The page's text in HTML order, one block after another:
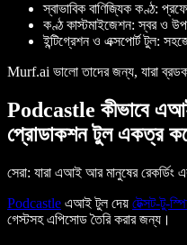
স্বাভাবিক বাণিজ্যিক কণ্ঠ:
কণ্ঠ কাস্টমাইজেশন: স্বর ও
ইন্টিগ্রেশন ও এক্সপোর্ট টুল:
Murf.ai ভালো তাদের জন্য, যারা
Podcastle কীভাবে
প্রোডাকশন টুল একত্র
সেরা: যারা এআই আর মানুষের রেকর্ডিং
Podcastle এআই টুল দেয় টেক্সট-টু-
গেস্টসহ এপিসোড তৈরি করার জন্য।